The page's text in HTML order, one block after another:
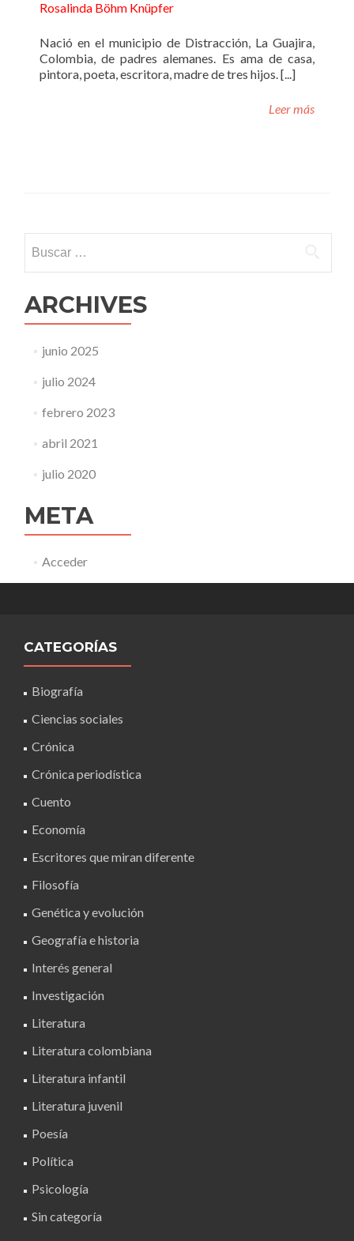
Rosalinda Böhm Knüpfer
Nació en el municipio de Distracción, La Guajira,
Colombia, de padres alemanes. Es ama de casa,
pintora, poeta, escritora, madre de tres hijos. [...]
Leer más
ARCHIVES
junio 2025
julio 2024
febrero 2023
abril 2021
julio 2020
META
Acceder
CATEGORÍAS
Biografía
Ciencias sociales
Crónica
Crónica periodística
Cuento
Economía
Escritores que miran diferente
Filosofía
Genética y evolución
Geografía e historia
Interés general
Investigación
Literatura
Literatura colombiana
Literatura infantil
Literatura juvenil
Poesía
Política
Psicología
Sin categoría